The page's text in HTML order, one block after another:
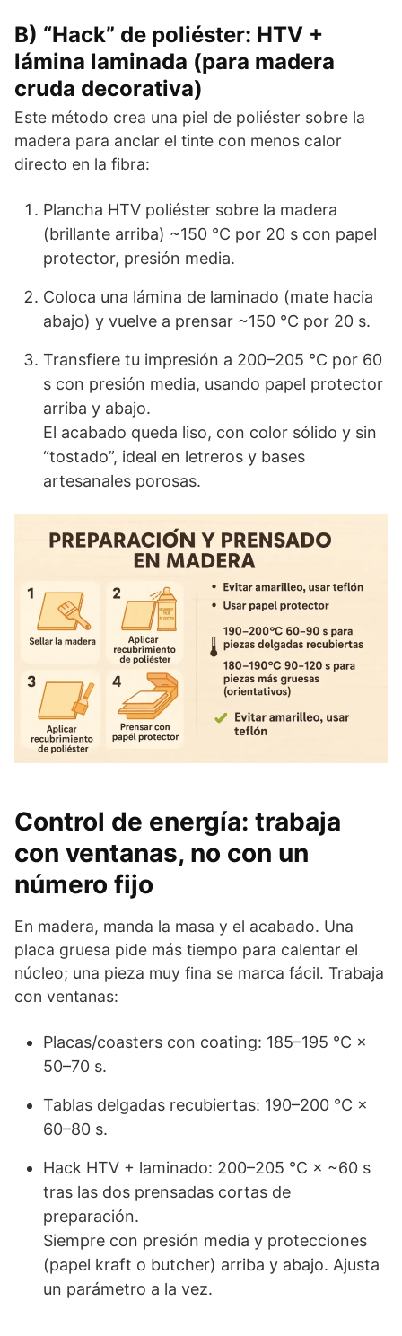
B) “Hack” de poliéster: HTV +
lámina laminada (para madera
cruda decorativa)
Este método crea una piel de poliéster sobre la
madera para anclar el tinte con menos calor
directo en la fibra:
Plancha HTV poliéster sobre la madera
(brillante arriba) ~150 °C por 20 s con papel
protector, presión media.
Coloca una lámina de laminado (mate hacia
abajo) y vuelve a prensar ~150 °C por 20 s.
Transfiere tu impresión a 200–205 °C por 60
s con presión media, usando papel protector
arriba y abajo.
El acabado queda liso, con color sólido y sin
“tostado”, ideal en letreros y bases
artesanales porosas.
Control de energía: trabaja
con ventanas, no con un
número fijo
En madera, manda la masa y el acabado. Una
placa gruesa pide más tiempo para calentar el
núcleo; una pieza muy fina se marca fácil. Trabaja
con ventanas:
Placas/coasters con coating: 185–195 °C ×
50–70 s.
Tablas delgadas recubiertas: 190–200 °C ×
60–80 s.
Hack HTV + laminado: 200–205 °C × ~60 s
tras las dos prensadas cortas de
preparación.
Siempre con presión media y protecciones
(papel kraft o butcher) arriba y abajo. Ajusta
un parámetro a la vez.